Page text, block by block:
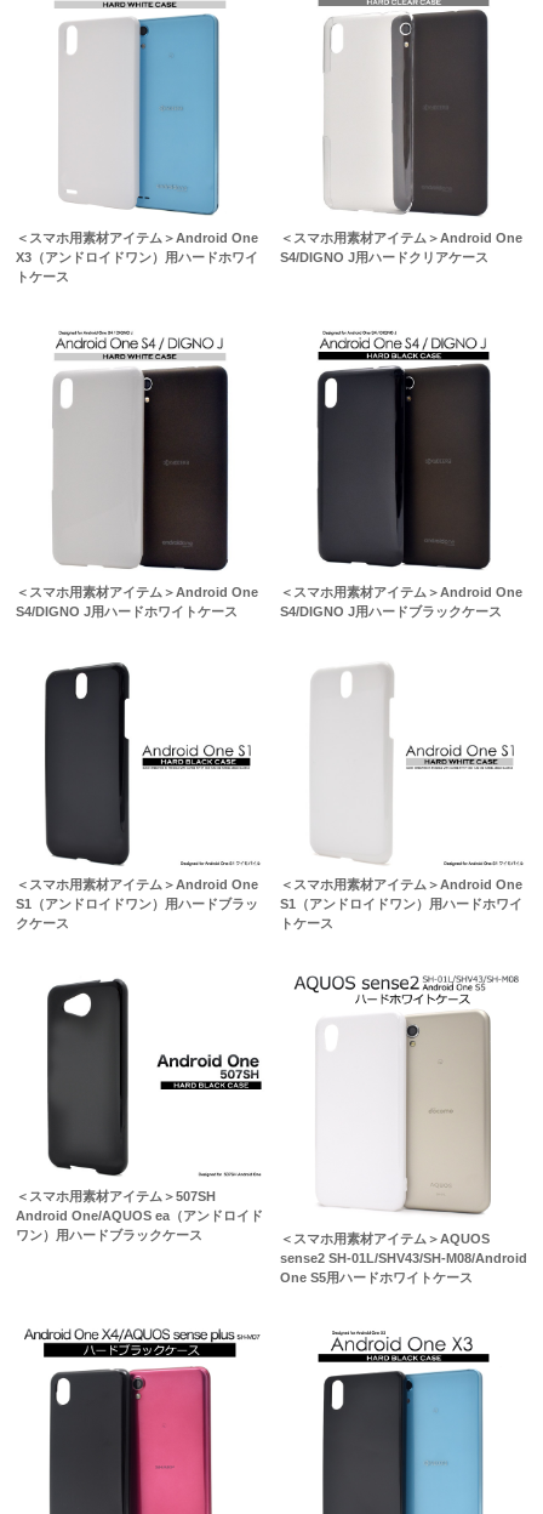
＜スマホ用素材アイテム＞Android One
X3（アンドロイドワン）用ハードホワイ
トケース
＜スマホ用素材アイテム＞Android One
S4/DIGNO J用ハードクリアケース
＜スマホ用素材アイテム＞Android One
S4/DIGNO J用ハードホワイトケース
＜スマホ用素材アイテム＞Android One
S4/DIGNO J用ハードブラックケース
＜スマホ用素材アイテム＞Android One
S1（アンドロイドワン）用ハードブラッ
クケース
＜スマホ用素材アイテム＞Android One
S1（アンドロイドワン）用ハードホワイ
トケース
＜スマホ用素材アイテム＞507SH
Android One/AQUOS ea（アンドロイド
ワン）用ハードブラックケース
＜スマホ用素材アイテム＞AQUOS
sense2 SH-01L/SHV43/SH-M08/Android
One S5用ハードホワイトケース